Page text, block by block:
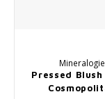
Mineralogie
Pressed Blush